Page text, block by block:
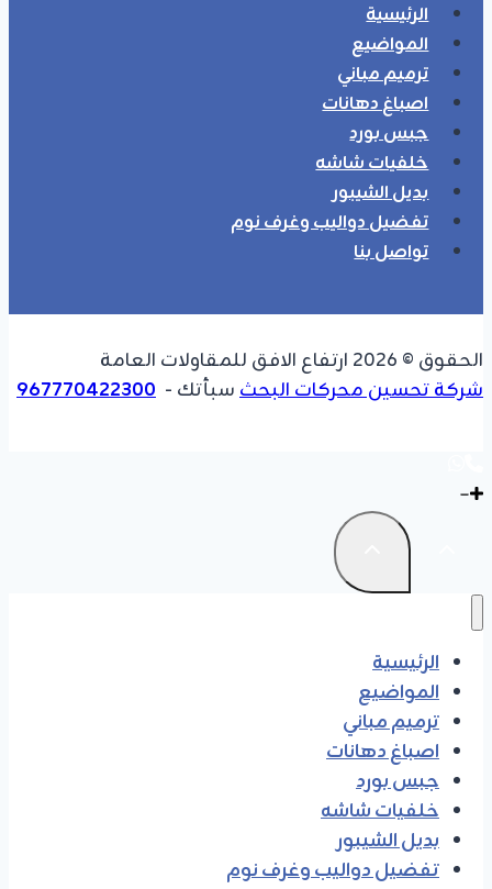
الرئيسية
المواضيع
ترميم مباني
اصباغ دهانات
جبس بورد
خلفيات شاشه
بديل الشيبور
تفضيل دواليب وغرف نوم
تواصل بنا
الحقوق © 2026 ارتفاع الافق للمقاولات العامة
شركة تحسين محركات البحثسبأتك - 967770422300
الرئيسية
المواضيع
ترميم مباني
اصباغ دهانات
جبس بورد
خلفيات شاشه
بديل الشيبور
تفضيل دواليب وغرف نوم